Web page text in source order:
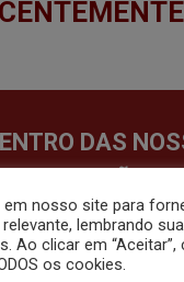
DAS
nosso site para
lembrando
Ao clicar em
os cookies.